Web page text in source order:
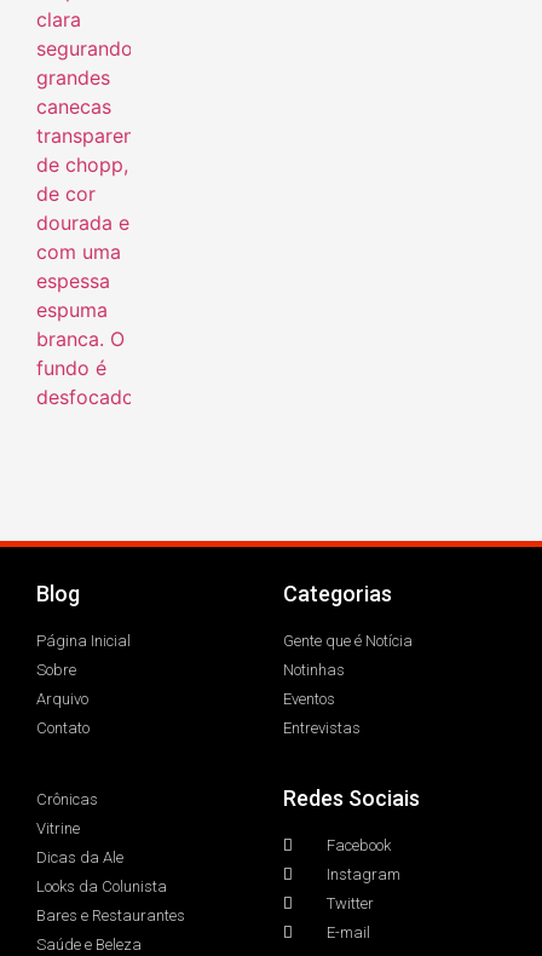
Blog
Página Inicial
Sobre
Arquivo
Contato
Categorias
Gente que é Notícia
Notinhas
Eventos
Entrevistas
Crônicas
Vitrine
Dicas da Ale
Looks da Colunista
Bares e Restaurantes
Saúde e Beleza
Redes Sociais
Facebook
Instagram
Twitter
E-mail